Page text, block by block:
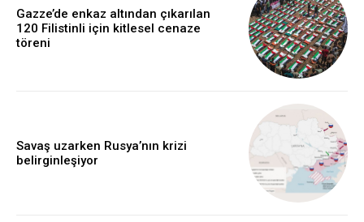
Gazze’de enkaz altından çıkarılan
120 Filistinli için kitlesel cenaze
töreni
Savaş uzarken Rusya’nın krizi
belirginleşiyor